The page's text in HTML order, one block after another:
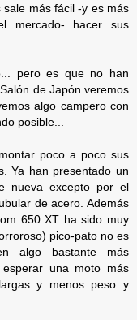
más fácil -y es más
mercado- hacer sus
pero es que no han
de Japón veremos
algo campero con
posible...
poco a poco sus
Ya han presentado un
nueva excepto por el
de acero. Además
650 XT ha sido muy
pico-pato no es
algo bastante más
una moto más
y menos peso y